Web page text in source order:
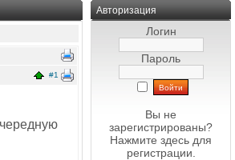
#1
Авторизация
Логин
Пароль
Вы не
зарегистрированы?
Нажмите здесь для
регистрации.